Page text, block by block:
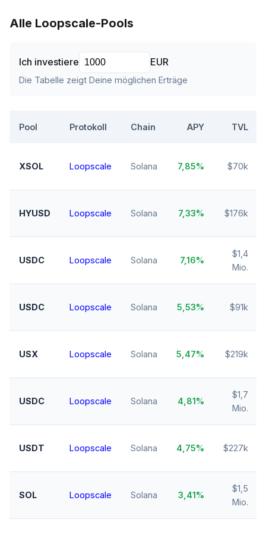
Alle Loopscale-Pools
Ich investiere EUR
Die Tabelle zeigt Deine möglichen Erträge
Pool Protokoll Chain APY TVL
XSOL Loopscale Solana 7,85% $70k
HYUSD Loopscale Solana 7,33% $176k
USDC Loopscale Solana 7,16%
$1,4
Mio.
USDC Loopscale Solana 5,53% $91k
USX Loopscale Solana 5,47% $219k
USDC Loopscale Solana 4,81%
$1,7
Mio.
USDT Loopscale Solana 4,75% $227k
SOL Loopscale Solana 3,41%
$1,5
Mio.